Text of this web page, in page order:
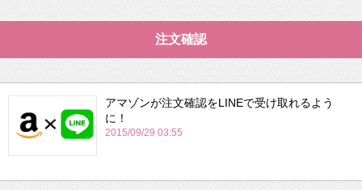
注文確認
アマゾンが注文確認をLINEで受け取れるよう
に！
2015/09/29 03:55